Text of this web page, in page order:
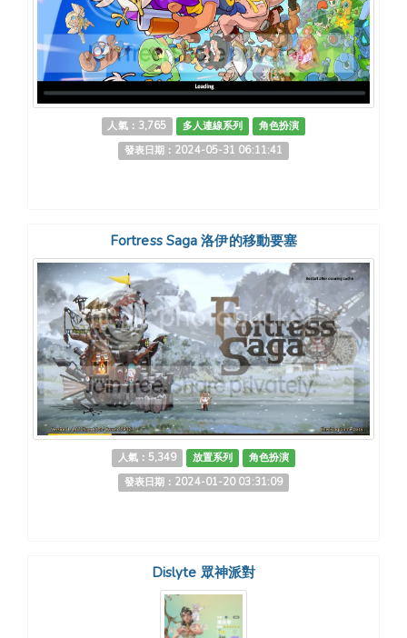
人氣：3,765 多人連線系列
角色扮演
發表日期：2024-05-31 06:11:41
Fortress Saga 洛伊的移動要塞
人氣：5,349 放置系列
角色扮演
發表日期：2024-01-20 03:31:09
Dislyte 眾神派對